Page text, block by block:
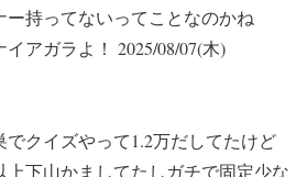
ー持ってないってことなのかね
アガラよ！ 2025/08/07(木)
クイズやって1.2万だしてたけど
上下山かましてたしガチで固定少な